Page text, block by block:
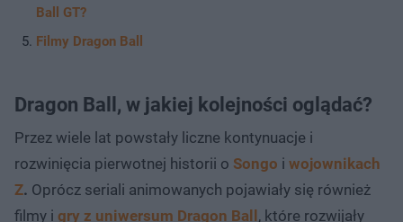
Ball GT?
Filmy Dragon Ball
Dragon Ball, w jakiej kolejności oglądać?
Przez wiele lat powstały liczne kontynuacje i
rozwinięcia pierwotnej historii o Songo i wojownikach
Z. Oprócz seriali animowanych pojawiały się również
filmy i gry z uniwersum Dragon Ball, które rozwijały